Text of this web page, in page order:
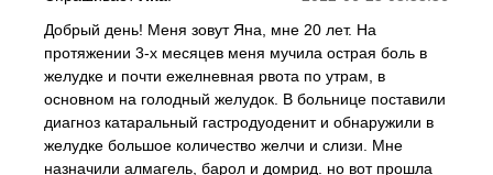
Добрый день! Меня зовут Яна, мне 20 лет. На
протяжении 3-х месяцев меня мучила острая боль в
желудке и почти ежелневная рвота по утрам, в
основном на голодный желудок. В больнице поставили
диагноз катаральный гастродуоденит и обнаружили в
желудке большое количество желчи и слизи. Мне
назначили алмагель, барол и домрид. но вот прошла